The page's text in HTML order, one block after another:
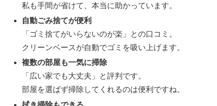
私も手間が省けて、本当に助かっています。
自動ごみ捨てが便利
「ゴミ捨てがいらないのが楽」との口コミ。
クリーンベースが自動でゴミを吸い上げます。
複数の部屋も一気に掃除
「広い家でも大丈夫」と評判です。
部屋を選ばず掃除してくれるのは便利ですね。